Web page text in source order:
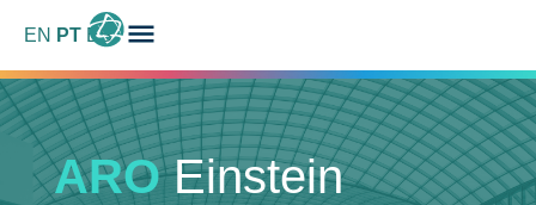
EN PT ES
ARO Einstein